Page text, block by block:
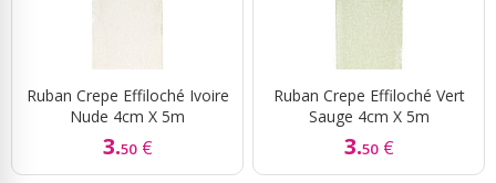
Ruban Crepe Effiloché Ivoire
Nude 4cm X 5m
3.50 €
Ruban Crepe Effiloché Vert
Sauge 4cm X 5m
3.50 €